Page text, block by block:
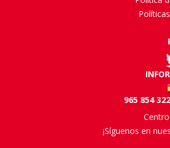
965 854
¡Síguenos en